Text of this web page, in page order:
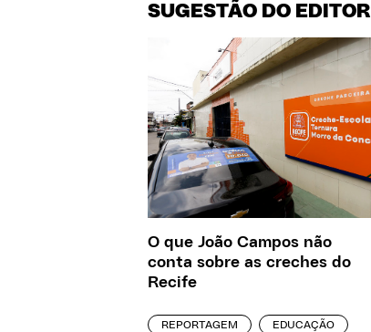
SUGESTÃO DO EDITOR
O que João Campos não
conta sobre as creches do
Recife
REPORTAGEM EDUCAÇÃO